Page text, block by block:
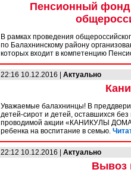
Пенсионный фонд
В рамках проведения
по Балахнинскому району
которых входит в компетенцию
22:16 10.12.2016 | Актуально
Уважаемые балахнинцы! В
детей-сирот и детей, оставшихся
проводимой акции «КАНИКУЛЫ
ребенка на воспитание в семью.
22:12 10.12.2016 | Актуально
Вывоз